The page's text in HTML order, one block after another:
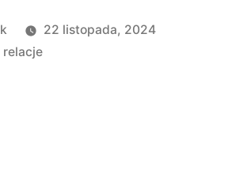
22 listopada, 2024
relacje